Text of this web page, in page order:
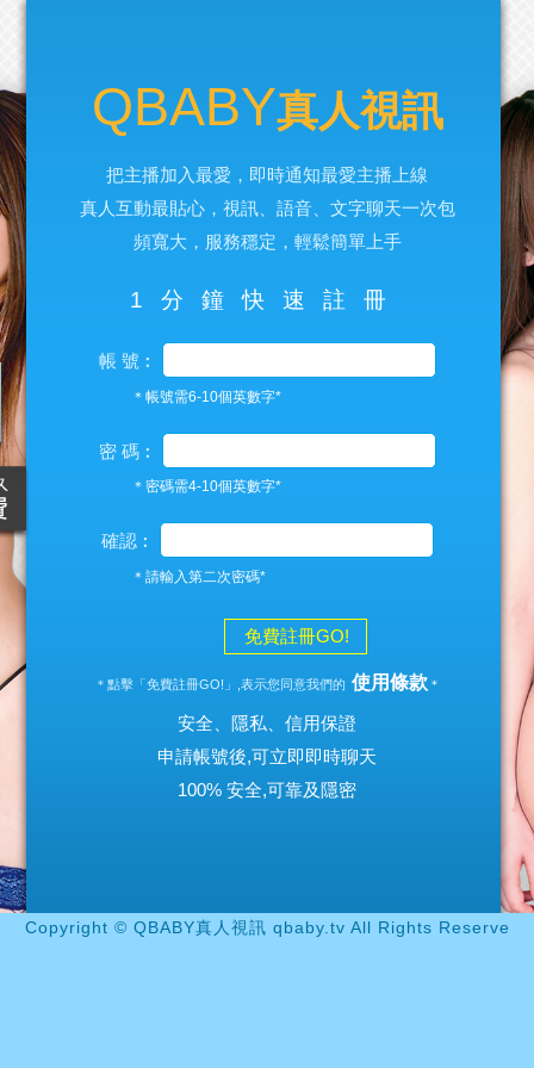
QBABY真人視訊
把主播加入最愛，即時通知最愛主播上線
真人互動最貼心，視訊、語音、文字聊天一次包
頻寬大，服務穩定，輕鬆簡單上手
1分鐘快速註冊
帳 號︰
＊帳號需6-10個英數字*
密 碼︰
＊密碼需4-10個英數字*
確認︰
＊請輸入第二次密碼*
免費註冊GO!
＊點擊「免費註冊GO!」,表示您同意我們的 使用條款＊
安全、隱私、信用保證
申請帳號後,可立即即時聊天
100% 安全,可靠及隱密
Copyright © QBABY真人視訊 qbaby.tv All Rights Reserve